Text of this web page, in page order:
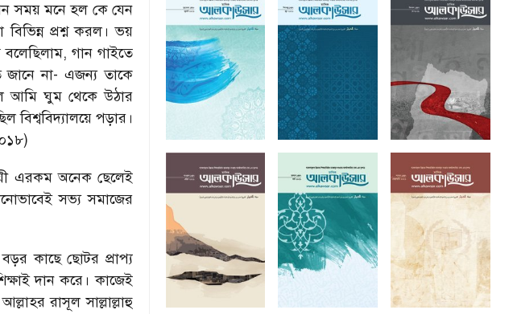
সময় মনে হল কে যেন
প্রশ্ন করল। ভয়
গান গাইতে
না- এজন্য তাকে
আমি ঘুম থেকে উঠার
বিশ্ববিদ্যালয়ে পড়ার।
এরকম অনেক ছেলেই
সভ্য সমাজের
কাছে ছোটর প্রাপ্য
দান করে। কাজেই
রাসূল সাল্লাল্লাহু